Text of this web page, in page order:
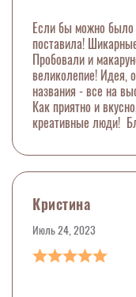
Если бы можно было
поставила!
Пробовали и
великолепие! Идея,
названия - все на
Как приятно и
креативные люди!
Кристина
Июль 24, 2023